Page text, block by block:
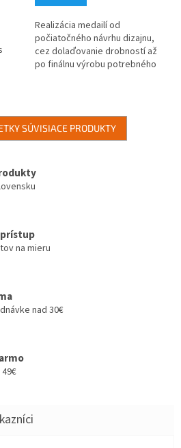
5
hviezdičiek.
Realizácia medailí od
počiatočného návrhu dizajnu,
cez dolaďovanie drobností až
po finálnu výrobu potrebného
SÚVISIACE PRODUKTY
na mieru
nad 30€